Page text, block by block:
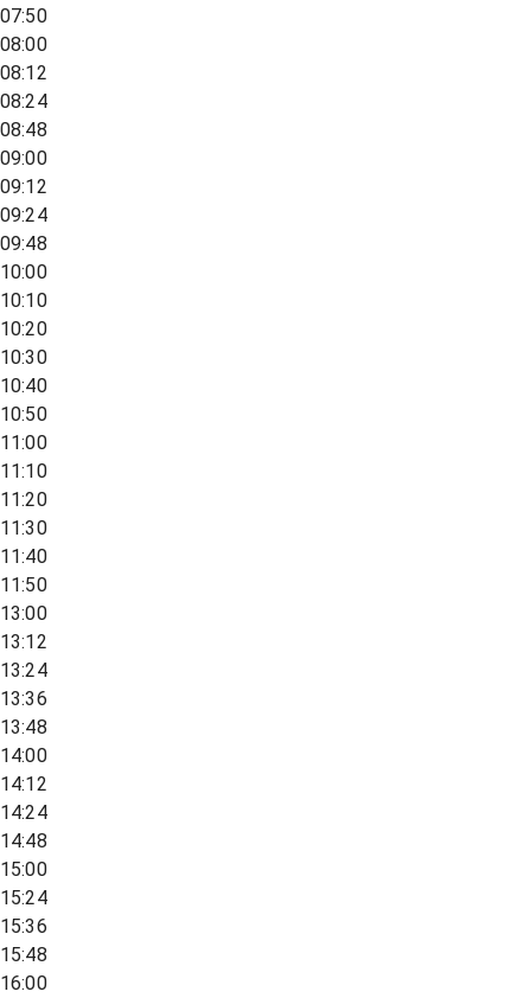
07:50
08:00
08:12
08:24
08:48
09:00
09:12
09:24
09:48
10:00
10:10
10:20
10:30
10:40
10:50
11:00
11:10
11:20
11:30
11:40
11:50
13:00
13:12
13:24
13:36
13:48
14:00
14:12
14:24
14:48
15:00
15:24
15:36
15:48
16:00